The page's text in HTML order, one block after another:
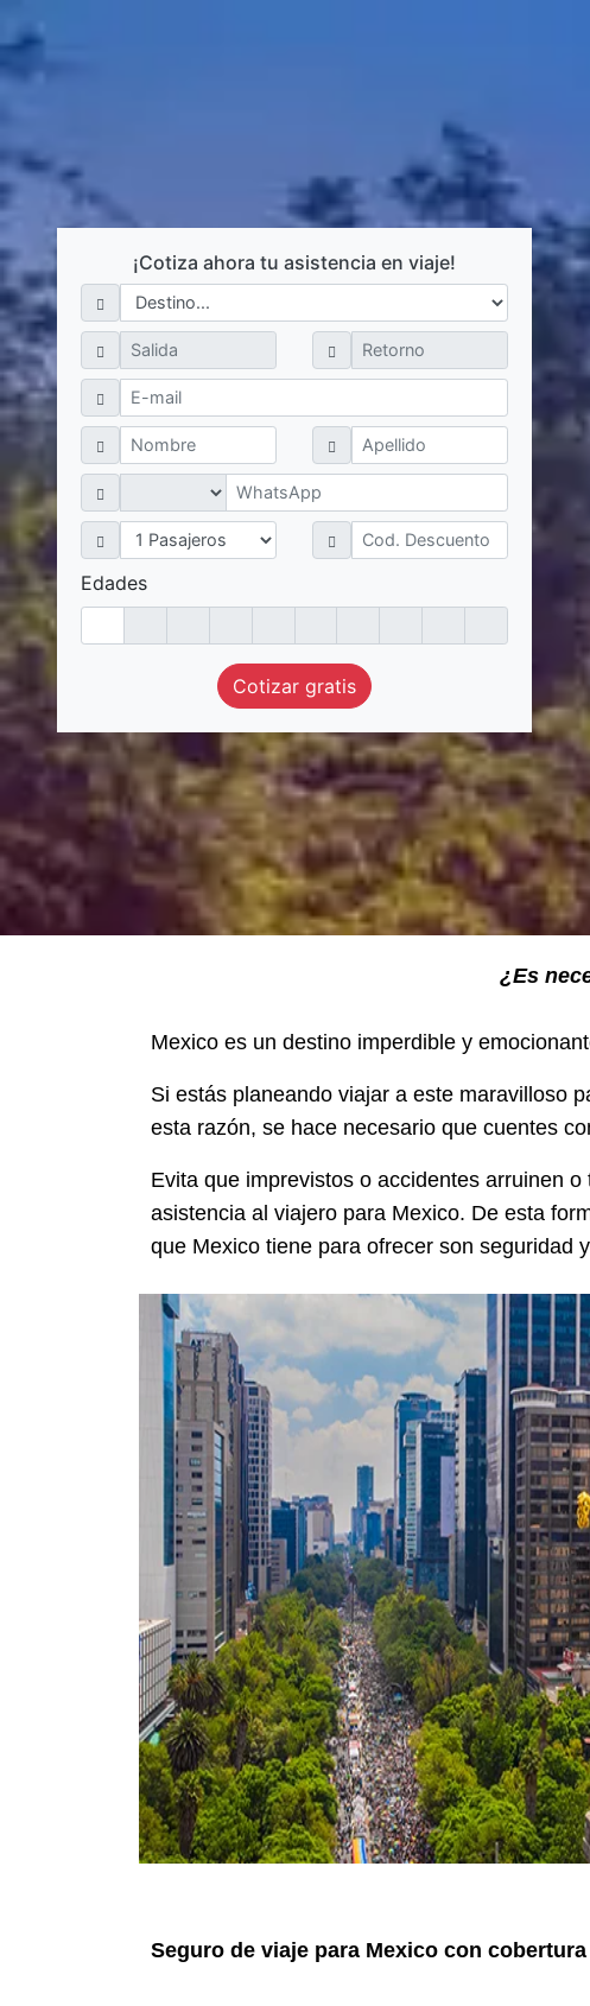
¡Cotiza ahora tu asistencia en viaje!
Edades
Cotizar gratis
¿Es
Mexico es un destino imperdible y
Si estás planeando viajar a este maravilloso
esta razón, se hace necesario que cuentes
Evita que imprevistos o accidentes arruinen
asistencia al viajero para Mexico. De esta
que Mexico tiene para ofrecer son seguridad
Seguro de viaje para Mexico con cobertura